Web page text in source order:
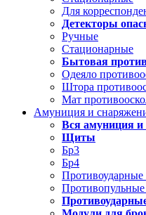
Для
Детекторы
Ручные
Стационарные
Бытовая
Одеяло
Штора
Мат
Амуниция и
Вся амуниция и
Щиты
Бр3
Бр4